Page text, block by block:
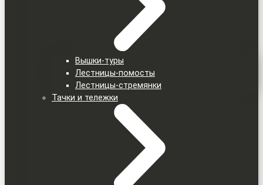
Вышки-туры
Лестницы-помосты
Лестницы-стремянки
Тачки и тележки